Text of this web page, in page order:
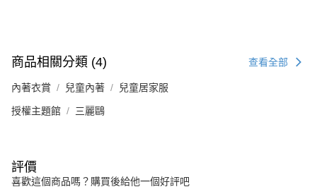
商品相關分類 (4) 查看全部
內著衣賞 兒童內著 兒童居家服
授權主題館 三麗鷗
評價
喜歡這個商品嗎？購買後給他一個好評吧